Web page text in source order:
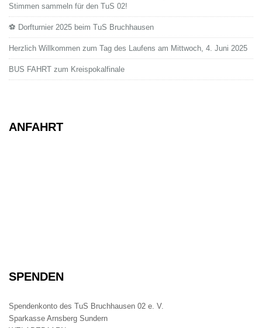
Stimmen sammeln für den TuS 02!
⚽ Dorfturnier 2025 beim TuS Bruchhausen
Herzlich Willkommen zum Tag des Laufens am Mittwoch, 4. Juni 2025
BUS FAHRT zum Kreispokalfinale
ANFAHRT
SPENDEN
Spendenkonto des TuS Bruchhausen 02 e. V.
Sparkasse Arnsberg Sundern